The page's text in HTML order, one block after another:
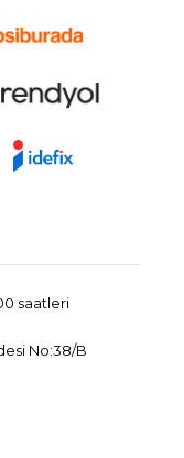
saatleri
No:38/B